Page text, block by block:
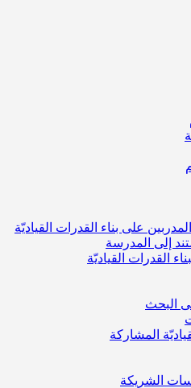
على بناء القدرات القياديّة
إلى المدرسة
القدرات القياديّة
البحث
المشاركة
الشريكة